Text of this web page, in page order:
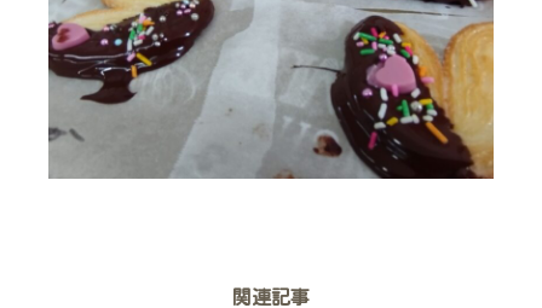
関連記事